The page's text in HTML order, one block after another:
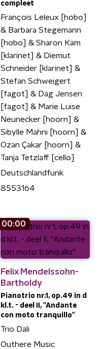
compleet
François Leleux [hobo]
& Barbara Stegemann
[hobo] & Sharon Kam
[klarinet] & Diemut
Schneider [klarinet] &
Stefan Schweigert
[fagot] & Dag Jensen
[fagot] & Marie Luise
Neunecker [hoorn] &
Sibylle Mahni [hoorn] &
Ozan Çakar [hoorn] &
Tanja Tetzlaff [cello]
Deutschlandfunk
8553164
00:00
Felix Mendelssohn-
Bartholdy
Pianotrio nr.1, op.49 in d
kl.t. - deel II, "Andante
con moto tranquillo"
Trio Dali
Outhere Music